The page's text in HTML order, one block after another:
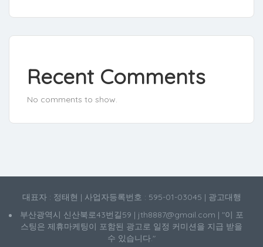
Recent Comments
No comments to show.
대표자 : 정태현 | 사업자등록번호 : 595-01-03045 | 광고대행
부산광역시 신산북로43번길59 | jth8887@gmail.com | "이 포
스팅은 제휴마케팅이 포함된 광고로 일정 커미션을 지급 받을
수 있습니다."